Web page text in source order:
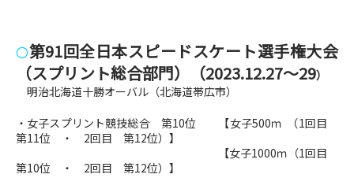
〇第91回全日本スピードスケート選手権大会
（スプリント総合部門）（2023.12.27～29）
明治北海道十勝オーバル（北海道帯広市）
・女子スプリント競技総合 第10位 【女子500ｍ （1回目
第11位 ・ 2回目 第12位）】
【女子1000ｍ（1回目
第10位 ・ 2回目 第12位）】